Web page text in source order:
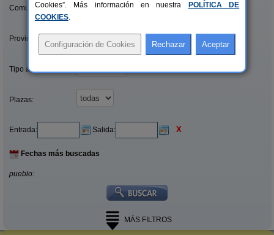
Comunidades:
Provincias/Islas:
Tipo alquiler:
Plazas:
Entrada: Salida: X
Fechas más buscadas
pueblo:
MÁS FILTROS
Cookies”. Más información en nuestra
POLÍTICA DE
COOKIES.